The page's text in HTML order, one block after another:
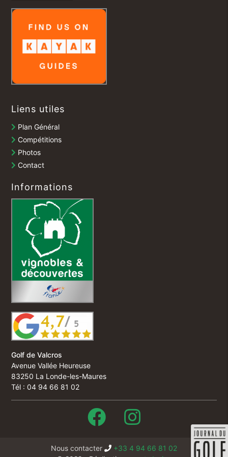
Liens utiles
Plan Général
Compétitions
Photos
Contact
Informations
Golf de Valcros
Avenue Vallée Heureuse
83250 La Londe-les-Maures
Tél : 04 94 66 81 02
Nous contacter
+33 4 94 66 81 02